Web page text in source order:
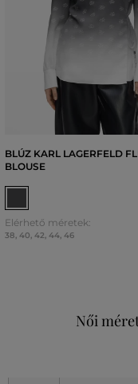
BLÚZ KARL LAGERFELD
BLOUSE
Elérhető méretek:
38, 40, 42, 44, 46
Női